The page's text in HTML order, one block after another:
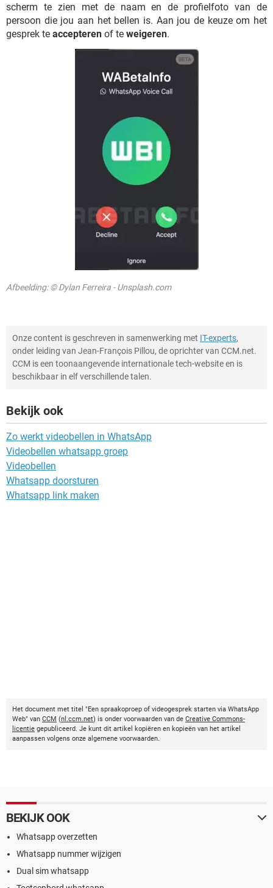
scherm te zien met de naam en de profielfoto van de
persoon die jou aan het bellen is. Aan jou de keuze om het
gesprek te accepteren of te weigeren.
Afbeelding: © Dylan Ferreira - Unsplash.com
Onze content is geschreven in samenwerking met IT-experts,
onder leiding van Jean-François Pillou, de oprichter van CCM.net.
CCM is een toonaangevende internationale tech-website en is
beschikbaar in elf verschillende talen.
Bekijk ook
Zo werkt videobellen in WhatsApp
Videobellen whatsapp groep
Videobellen
Whatsapp doorsturen
Whatsapp link maken
Het document met titel "Een spraakoproep of videogesprek starten via WhatsApp
Web" van CCM (nl.ccm.net) is onder voorwaarden van de Creative Commons-
licentie gepubliceerd. Je kunt dit artikel kopiëren en kopieën van het artikel
aanpassen volgens onze algemene voorwaarden.
BEKIJK OOK
Whatsapp overzetten
Whatsapp nummer wijzigen
Dual sim whatsapp